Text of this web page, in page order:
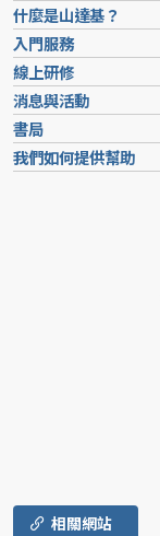
什麼是山達基？
入門服務
線上研修
消息與活動
書局
我們如何提供幫助
相關網站